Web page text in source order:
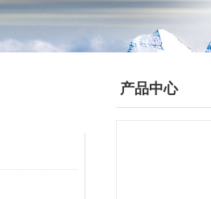
产品中心